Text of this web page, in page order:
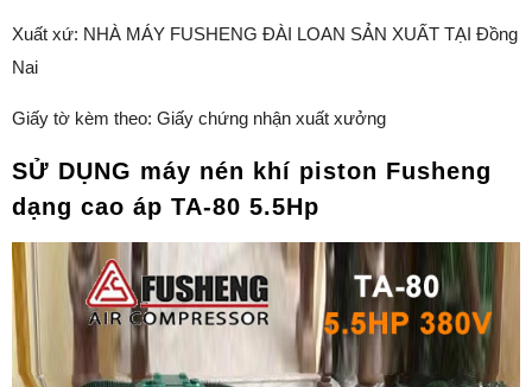
Xuất xứ: NHÀ MÁY FUSHENG ĐÀI LOAN SẢN XUẤT TẠI Đồng
Nai
Giấy tờ kèm theo: Giấy chứng nhận xuất xưởng
SỬ DỤNG máy nén khí piston Fusheng
dạng cao áp TA-80 5.5Hp